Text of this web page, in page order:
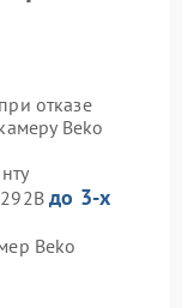
отказе
Beko
до 3-х
Beko